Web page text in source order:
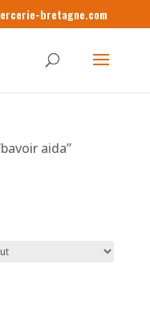
bretagne.com
aida”